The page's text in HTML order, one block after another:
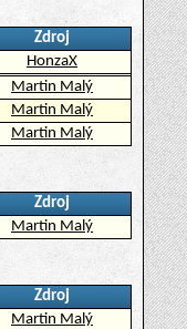
Zdroj
HonzaX
Martin Malý
Martin Malý
Martin Malý
Zdroj
Martin Malý
Zdroj
Martin Malý